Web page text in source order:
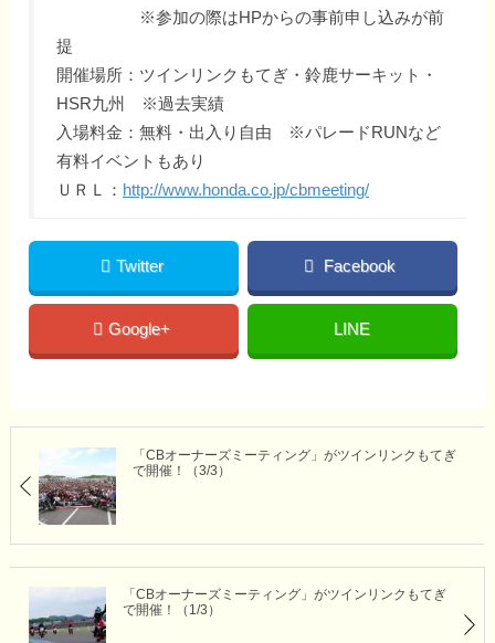
※参加の際はHPからの事前申し込みが前
提
開催場所：ツインリンクもてぎ・鈴鹿サーキット・
HSR九州 ※過去実績
入場料金：無料・出入り自由 ※パレードRUNなど
有料イベントもあり
ＵＲＬ： http://www.honda.co.jp/cbmeeting/
Twitter Facebook
Google+ LINE
「CBオーナーズミーティング」がツインリンクもてぎ
で開催！（3/3）
「CBオーナーズミーティング」がツインリンクもてぎ
で開催！（1/3）